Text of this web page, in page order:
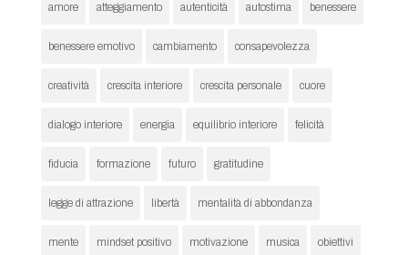
amore atteggiamento autenticità autostima benessere
benessere emotivo cambiamento consapevolezza
creatività crescita interiore crescita personale cuore
dialogo interiore energia equilibrio interiore felicità
fiducia formazione futuro gratitudine
legge di attrazione libertà mentalità di abbondanza
mente mindset positivo motivazione musica obiettivi